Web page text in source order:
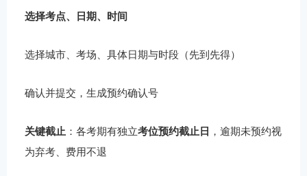
选择考点、日期、时间
选择城市、考场、具体日期与时段（先到先得）
确认并提交，生成预约确认号
关键截止 ：各考期有独立考位预约截止日 ，逾期未预约视
为弃考、费用不退